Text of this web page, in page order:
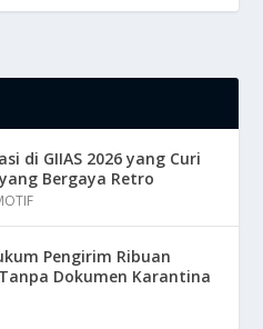
di GIIAS 2026 yang Curi
Bergaya Retro
Pengirim Ribuan
Dokumen Karantina